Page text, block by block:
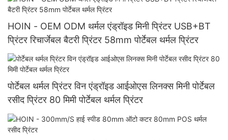
HOIN - OEM ODM थर्मल एंड्रॉइड मिनी प्रिंटर USB+BT
प्रिंटर रिचार्जेबल बैटरी प्रिंटर 58mm पोर्टेबल थर्मल प्रिंटर
पोर्टेबल थर्मल प्रिंटर विन एंड्रॉइड आईओएस लिनक्स मिनी पोर्टेबल
रसीद प्रिंटर 80 मिमी पोर्टेबल थर्मल प्रिंटर